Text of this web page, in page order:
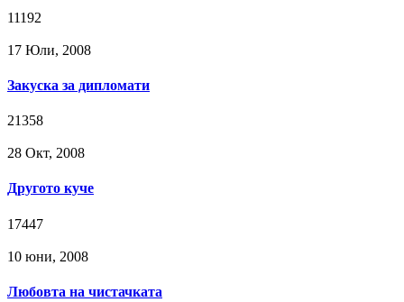
11192
17 Юли, 2008
Закуска за дипломати
21358
28 Окт, 2008
Другото куче
17447
10 юни, 2008
Любовта на чистачката